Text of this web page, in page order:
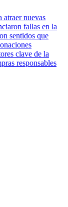
atraer nuevas
fallas en la
sentidos que
clave de la
responsables